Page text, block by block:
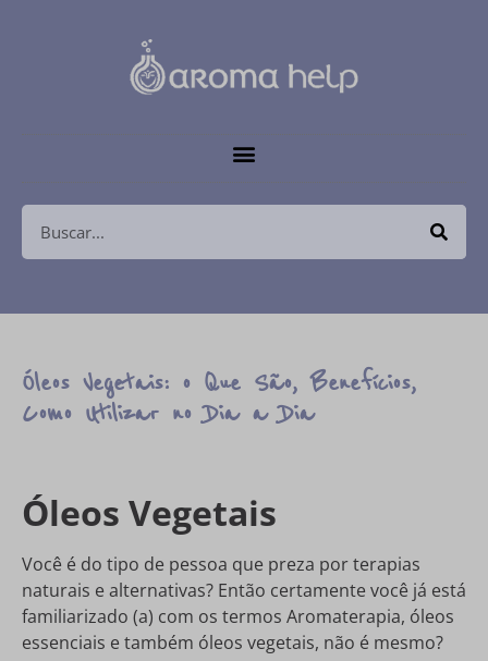
Óleos Vegetais: o Que São, Benefícios,
Como Utilizar no Dia a Dia
Óleos Vegetais
Você é do tipo de pessoa que preza por terapias
naturais e alternativas? Então certamente você já está
familiarizado (a) com os termos Aromaterapia, óleos
essenciais e também óleos vegetais, não é mesmo?